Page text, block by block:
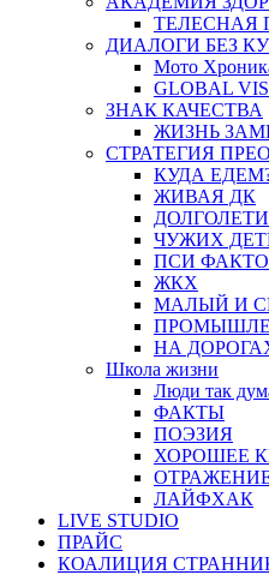
ТЕЛЕСНАЯ
ДИАЛОГИ БЕЗ
Мото
GLOBAL
ЗНАК КАЧЕСТВА
ЖИЗНЬ
СТРАТЕГИЯ
КУДА
ЖИВАЯ ДК
ЧУЖИХ
ПСИ
ЖКХ
МАЛЫЙ И
НА
Школа жизни
Люди так
ФАКТЫ
ПОЭЗИЯ
ХОРОШЕЕ
ЛАЙФХАК
LIVE STUDIO
ПРАЙС
КОАЛИЦИЯ